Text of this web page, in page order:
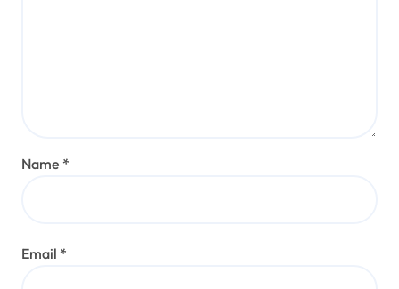
Name *
Email *